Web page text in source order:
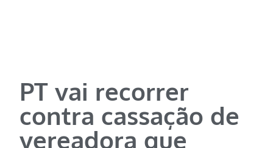
PT vai recorrer
contra cassação de
vereadora que